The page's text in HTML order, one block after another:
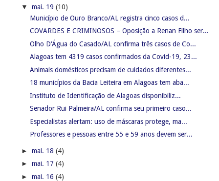
▼ mai. 19 (10)
Município de Ouro Branco/AL registra cinco casos d...
COVARDES E CRIMINOSOS – Oposição a Renan Filho ser...
Olho D'Água do Casado/AL confirma três casos de Co...
Alagoas tem 4319 casos confirmados da Covid-19, 23...
Animais domésticos precisam de cuidados diferentes...
18 municípios da Bacia Leiteira em Alagoas tem aba...
Instituto de Identificação de Alagoas disponibiliz...
Senador Rui Palmeira/AL confirma seu primeiro caso...
Especialistas alertam: uso de máscaras protege, ma...
Professores e pessoas entre 55 e 59 anos devem ser...
► mai. 18 (4)
► mai. 17 (4)
► mai. 16 (4)